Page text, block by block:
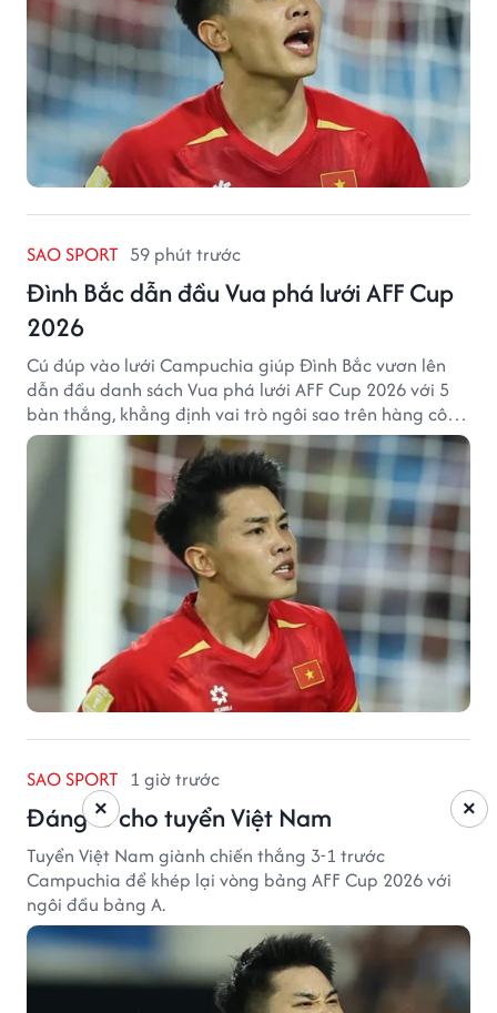
SAO SPORT 59 phút trước
Đình Bắc dẫn đầu Vua phá lưới AFF Cup
2026
Cú đúp vào lưới Campuchia giúp Đình Bắc vươn lên
dẫn đầu danh sách Vua phá lưới AFF Cup 2026 với 5
bàn thắng, khẳng định vai trò ngôi sao trên hàng công
tuyển Việt Nam.
SAO SPORT 1 giờ trước
Đáng lo cho tuyển Việt Nam
Tuyển Việt Nam giành chiến thắng 3-1 trước
Campuchia để khép lại vòng bảng AFF Cup 2026 với
ngôi đầu bảng A.
×
×